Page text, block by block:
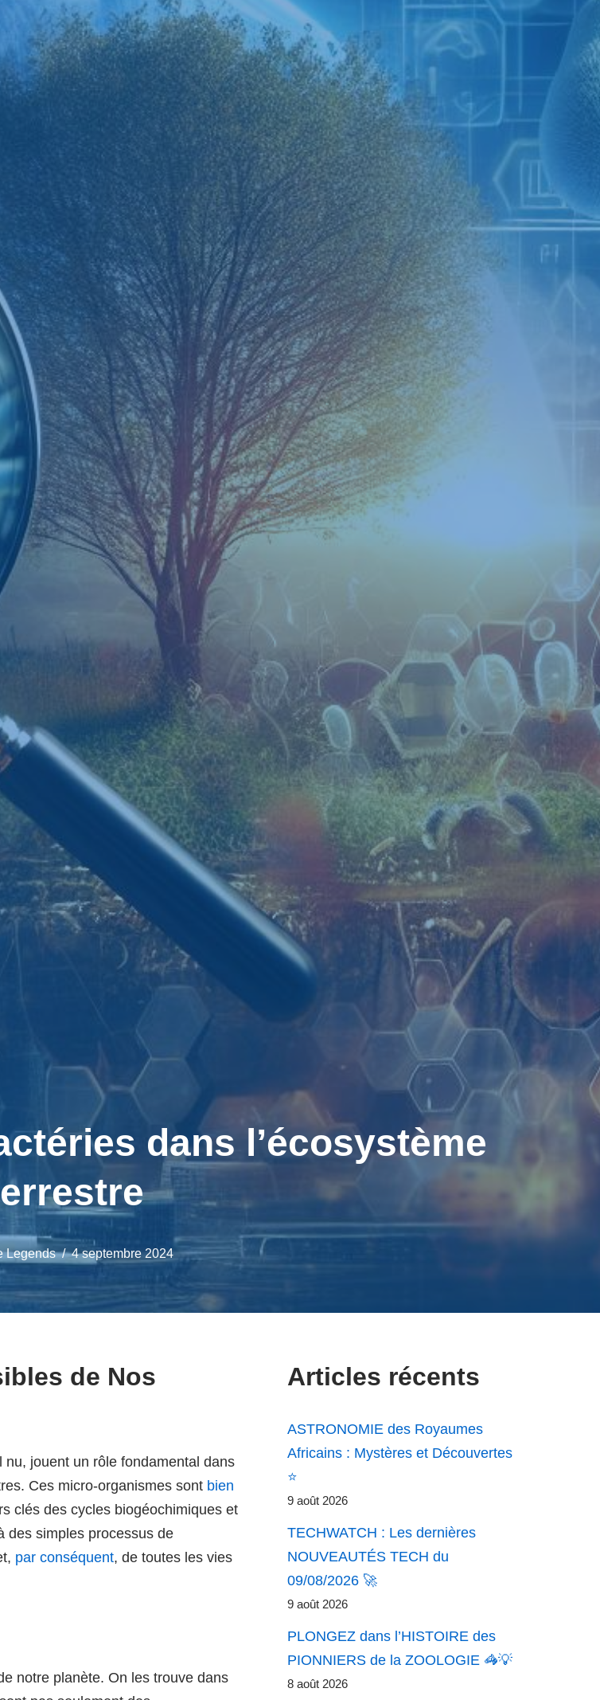
dans l’écosystème
Legends 4 septembre 2024
de Nos
jouent un rôle fondamental dans
Ces micro-organismes sont bien
clés des cycles biogéochimiques et
des simples processus de
par conséquent, de toutes les vies
notre planète. On les trouve dans
Articles récents
ASTRONOMIE des Royaumes
Africains : Mystères et Découvertes
⭐
9 août 2026
TECHWATCH : Les dernières
NOUVEAUTÉS TECH du
09/08/2026 🚀
9 août 2026
PLONGEZ dans l’HISTOIRE des
PIONNIERS de la ZOOLOGIE 🦓💡
8 août 2026